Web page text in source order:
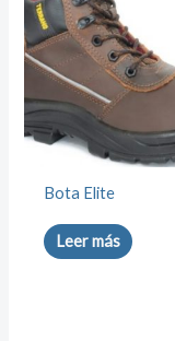
Bota Elite
Leer más